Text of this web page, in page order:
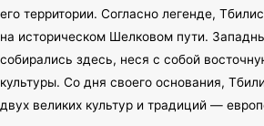
его территории. Согласно легенде,
на историческом Шелковом пути.
собирались здесь, неся с собой
культуры. Со дня своего основания,
двух великих культур и традиций —